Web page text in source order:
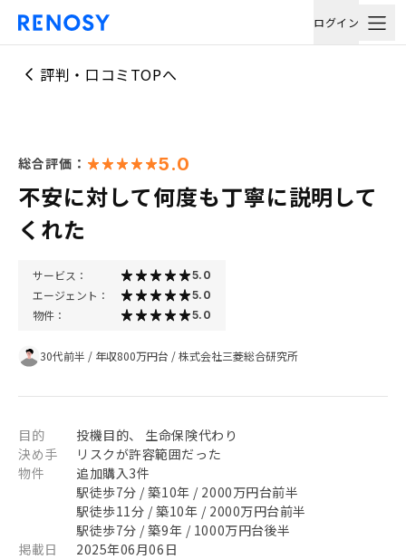
ログイン
評判・口コミTOPへ
総合評価： 5.0
不安に対して何度も丁寧に説明して
くれた
サービス： 5.0
エージェント： 5.0
物件： 5.0
30代前半 / 年収800万円台 /株式会社三菱総合研究所
目的
投機目的、 生命保険代わり
決め手
リスクが許容範囲だった
物件
追加購入3件
駅徒歩7分 / 築10年 / 2000万円台前半
駅徒歩11分 / 築10年 / 2000万円台前半
駅徒歩7分 / 築9年 / 1000万円台後半
掲載日
2025年06月06日